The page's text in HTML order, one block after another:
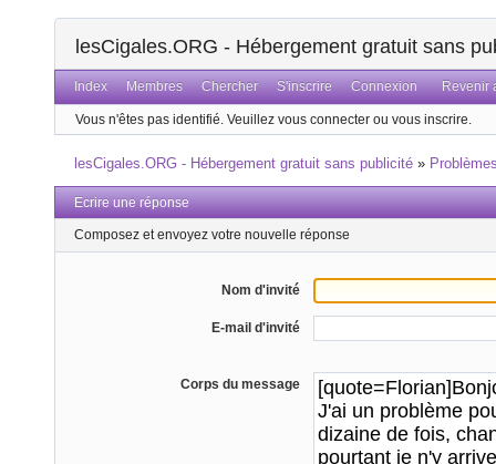
lesCigales.ORG - Hébergement gratuit sans
Index Membres Chercher S'inscrire Connexion Revenir
Vous n'êtes pas identifié. Veuillez vous connecter ou vous inscrire.
lesCigales.ORG - Hébergement gratuit sans publicité »
Ecrire une réponse
Composez et envoyez votre nouvelle réponse
Nom d'invité
E-mail d'invité
Corps du message